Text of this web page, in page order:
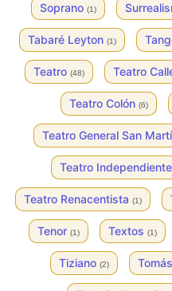
Soprano (1)
Tabaré Leyton (1)
Teatro (48) Teatro
Teatro Colón (6)
Teatro General San
Teatro Independiente
Teatro Renacentista (1)
Tenor (1) Textos (1)
Tiziano (2)